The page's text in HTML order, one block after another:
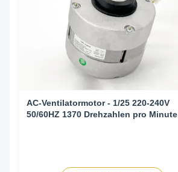
AC-Ventilatormotor - 1/25 220-240V
50/60HZ 1370 Drehzahlen pro Minute